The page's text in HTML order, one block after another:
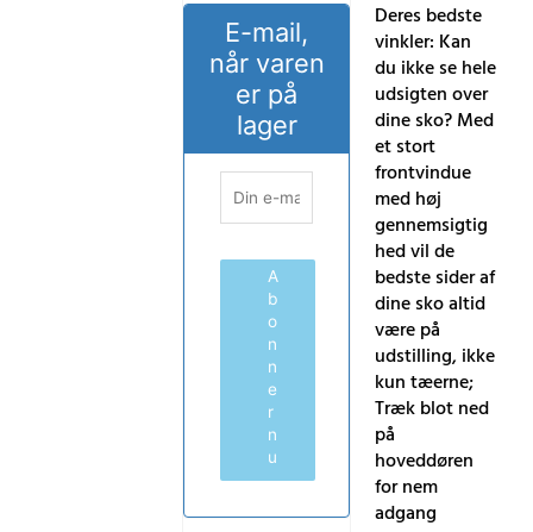
E-mail,
når varen
er på
lager
A
b
o
n
n
e
r
n
u
Deres bedste
vinkler: Kan
du ikke se hele
udsigten over
dine sko? Med
et stort
frontvindue
med høj
gennemsigtig
hed vil de
bedste sider af
dine sko altid
være på
udstilling, ikke
kun tæerne;
Træk blot ned
på
hoveddøren
for nem
adgang